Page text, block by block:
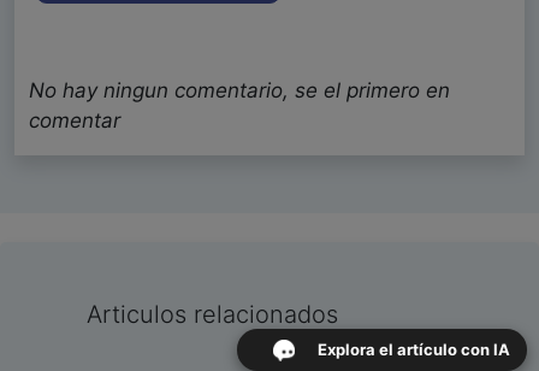
No hay ningun comentario, se el primero en
comentar
Articulos relacionados
Explora el artículo con IA